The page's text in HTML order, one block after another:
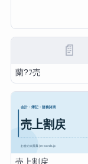
📄
蘭?ﾌ売
売上割戻